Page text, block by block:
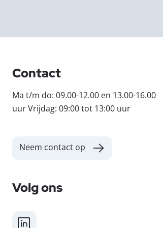
Contact
Ma t/m do: 09.00-12.00 en 13.00-16.00
uur Vrijdag: 09:00 tot 13:00 uur
Neem contact op
Volg ons
LinkedIn